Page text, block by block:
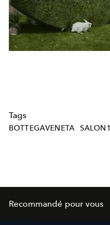
Tags
BOTTEGAVENETA SALON1
Recommandé pour vous